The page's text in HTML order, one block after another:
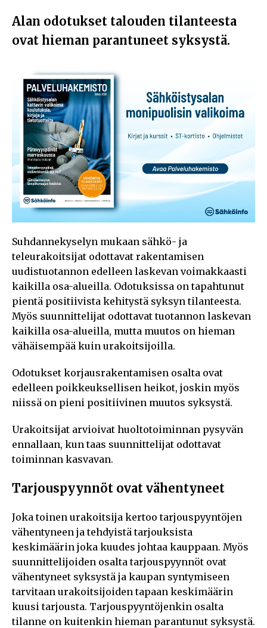
Alan odotukset talouden tilanteesta
ovat hieman parantuneet syksystä.
Suhdannekyselyn mukaan sähkö- ja
teleurakoitsijat odottavat rakentamisen
uudistuotannon edelleen laskevan voimakkaasti
kaikilla osa-alueilla. Odotuksissa on tapahtunut
pientä positiivista kehitystä syksyn tilanteesta.
Myös suunnittelijat odottavat tuotannon laskevan
kaikilla osa-alueilla, mutta muutos on hieman
vähäisempää kuin urakoitsijoilla.
Odotukset korjausrakentamisen osalta ovat
edelleen poikkeuksellisen heikot, joskin myös
niissä on pieni positiivinen muutos syksystä.
Urakoitsijat arvioivat huoltotoiminnan pysyvän
ennallaan, kun taas suunnittelijat odottavat
toiminnan kasvavan.
Tarjouspyynnöt ovat vähentyneet
Joka toinen urakoitsija kertoo tarjouspyyntöjen
vähentyneen ja tehdyistä tarjouksista
keskimäärin joka kuudes johtaa kauppaan. Myös
suunnittelijoiden osalta tarjouspyynnöt ovat
vähentyneet syksystä ja kaupan syntymiseen
tarvitaan urakoitsijoiden tapaan keskimäärin
kuusi tarjousta. Tarjouspyyntöjenkin osalta
tilanne on kuitenkin hieman parantunut syksystä.